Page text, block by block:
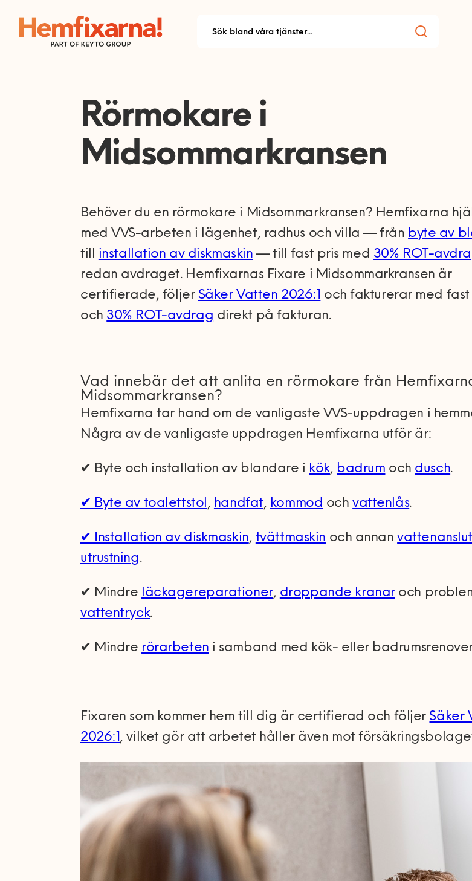
Rörmokare i
Midsommarkransen
Behöver du en rörmokare i Midsommarkransen? Hemfixarna
med VVS-arbeten i lägenhet, radhus och villa — från byte av
till installation av diskmaskin — till fast pris med 30% ROT-
redan avdraget. Hemfixarnas Fixare i Midsommarkransen är
certifierade, följer Säker Vatten 2026:1 och fakturerar med fast
och 30% ROT-avdrag direkt på fakturan.
Vad innebär det att anlita en rörmokare från
Midsommarkransen?
Hemfixarna tar hand om de vanligaste VVS-uppdragen i
Några av de vanligaste uppdragen Hemfixarna utför är:
✔ Byte och installation av blandare i kök, badrum och dusch.
✔ Byte av toalettstol, handfat, kommod ochvattenlås.
✔ Installation av diskmaskin, tvättmaskin och annan
utrustning.
✔ Mindre läckagereparationer, droppande kranaroch
vattentryck.
✔ Mindre rörarbeten i samband med kök- eller
Fixaren som kommer hem till dig är certifierad och följer Säker
2026:1, vilket gör att arbetet håller även mot